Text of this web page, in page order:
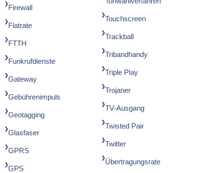
Firewall
Flatrate
FTTH
Funkrufdienste
Gateway
Gebührenimpuls
Geotagging
Glasfaser
GPRS
GPS
Touchscreen
Trackball
Tribandhandy
Triple Play
Trojaner
TV-Ausgang
Twisted Pair
Twitter
Übertragungsrate